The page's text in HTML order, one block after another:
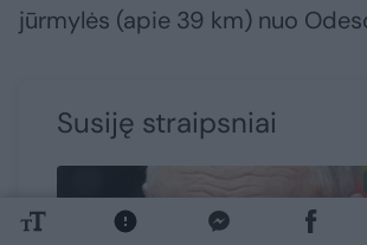
jūrmylės (apie 39 km) nuo
Susiję straipsniai